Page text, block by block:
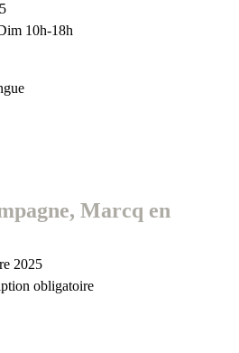
10h-18h
Marcq en
2025
obligatoire